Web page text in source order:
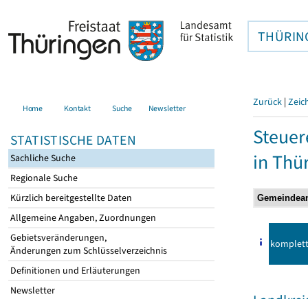
Home Kontakt Suche Newsletter
STATISTISCHE DATEN
Sachliche Suche
Regionale Suche
Kürzlich bereitgestellte Daten
Allgemeine Angaben, Zuordnungen
Gebietsveränderungen,
Änderungen zum Schlüsselverzeichnis
Definitionen und Erläuterungen
Newsletter
Zurück |
in
komplett